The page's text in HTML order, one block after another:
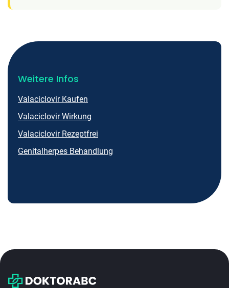
Weitere Infos
Valaciclovir Kaufen
Valaciclovir Wirkung
Valaciclovir Rezeptfrei
Genitalherpes Behandlung